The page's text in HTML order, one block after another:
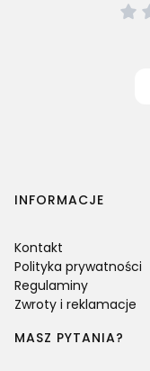
Linki w stopce
INFORMACJE
Kontakt
Polityka prywatności
Regulaminy
Zwroty i reklamacje
MASZ PYTANIA?